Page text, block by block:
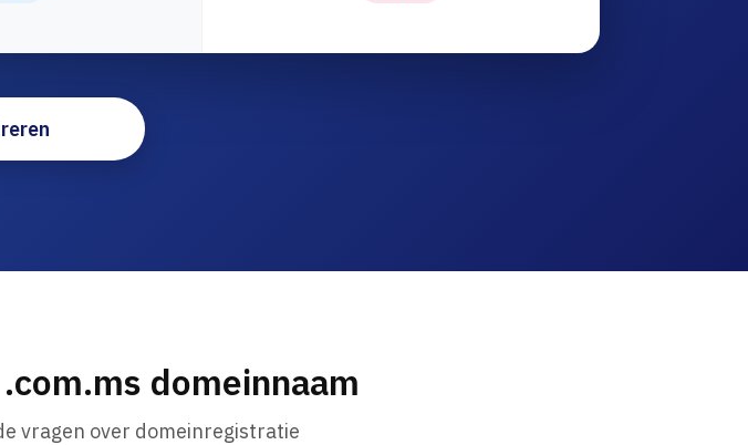
domeinnaam
vragen over domeinregistratie